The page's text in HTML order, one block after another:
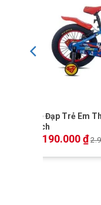
Xe Đạp Trẻ Em
Inch
2.190.000₫